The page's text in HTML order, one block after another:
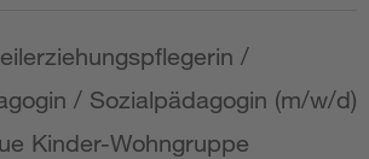
/
/ Sozialpädagogin (m/w/d)
Kinder-Wohngruppe